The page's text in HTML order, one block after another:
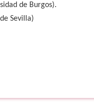
de Burgos).
Sevilla)